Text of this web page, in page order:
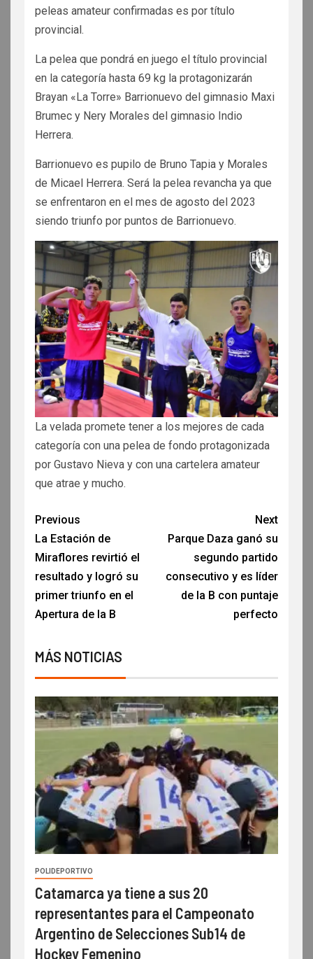
peleas amateur confirmadas es por título
provincial.
La pelea que pondrá en juego el título provincial
en la categoría hasta 69 kg la protagonizarán
Brayan «La Torre» Barrionuevo del gimnasio Maxi
Brumec y Nery Morales del gimnasio Indio
Herrera.
Barrionuevo es pupilo de Bruno Tapia y Morales
de Micael Herrera. Será la pelea revancha ya que
se enfrentaron en el mes de agosto del 2023
siendo triunfo por puntos de Barrionuevo.
La velada promete tener a los mejores de cada
categoría con una pelea de fondo protagonizada
por Gustavo Nieva y con una cartelera amateur
que atrae y mucho.
Previous
La Estación de
Miraflores revirtió el
resultado y logró su
primer triunfo en el
Apertura de la B
Next
Parque Daza ganó su
segundo partido
consecutivo y es líder
de la B con puntaje
perfecto
MÁS NOTICIAS
POLIDEPORTIVO
Catamarca ya tiene a sus 20
representantes para el Campeonato
Argentino de Selecciones Sub14 de
Hockey Femenino